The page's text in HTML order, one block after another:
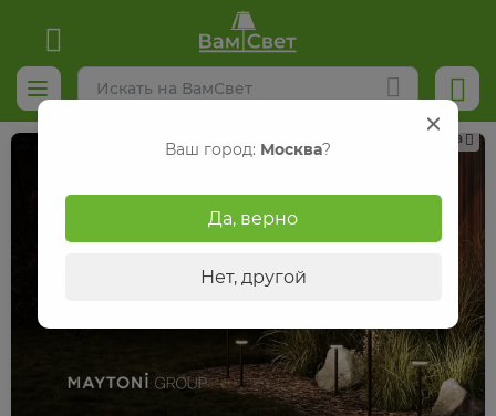
Реклама
Ваш город: Москва?
Да, верно
Нет, другой